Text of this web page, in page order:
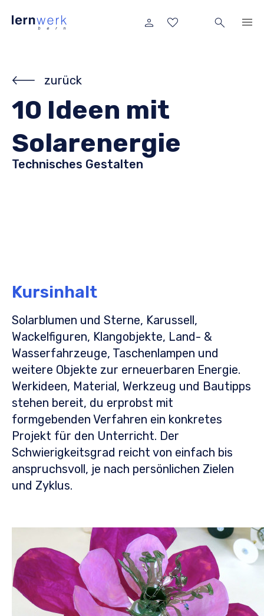
zurück
10 Ideen mit
Solarenergie
Technisches Gestalten
Kursinhalt
Solarblumen und Sterne, Karussell,
Wackelfiguren, Klangobjekte, Land- &
Wasserfahrzeuge, Taschenlampen und
weitere Objekte zur erneuerbaren Energie.
Werkideen, Material, Werkzeug und Bautipps
stehen bereit, du erprobst mit
formgebenden Verfahren ein konkretes
Projekt für den Unterricht. Der
Schwierigkeitsgrad reicht von einfach bis
anspruchsvoll, je nach persönlichen Zielen
und Zyklus.